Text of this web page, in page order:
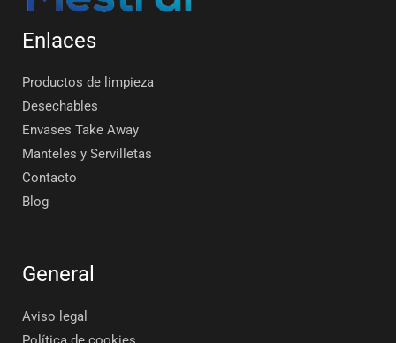
Enlaces
Productos de limpieza
Desechables
Envases Take Away
Manteles y Servilletas
Contacto
Blog
General
Aviso legal